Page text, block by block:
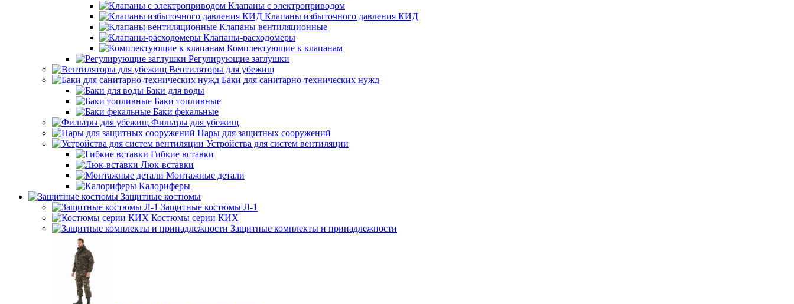
Клапаны с электроприводом
Клапаны избыточного давления КИД
Клапаны вентиляционные
Клапаны-расходомеры
Комплектующие к клапанам
Регулирующие заглушки
Вентиляторы для убежищ
Баки для санитарно-технических нужд
Баки для воды
Баки топливные
Баки фекальные
Фильтры для убежищ
Нары для защитных сооружений
Устройства для систем вентиляции
Гибкие вставки
Люк-вставки
Монтажные детали
Калориферы
Защитные костюмы
Защитные костюмы Л-1
Костюмы серии КИХ
Защитные комплекты и принадлежности